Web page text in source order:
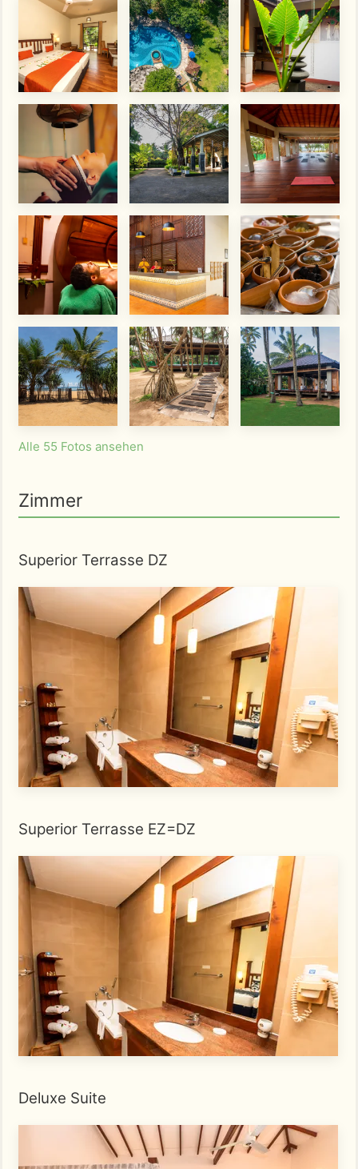
Alle 55 Fotos ansehen
Zimmer
Superior Terrasse DZ
Superior Terrasse EZ=DZ
Deluxe Suite